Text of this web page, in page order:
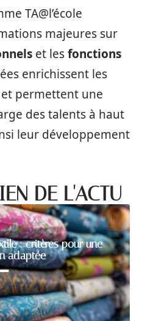
TA@l’école
majeures sur
et lesfonctions
enrichissent les
permettent une
des talents à haut
leur développement
DE L'ACTU
: critères pour une
adaptée